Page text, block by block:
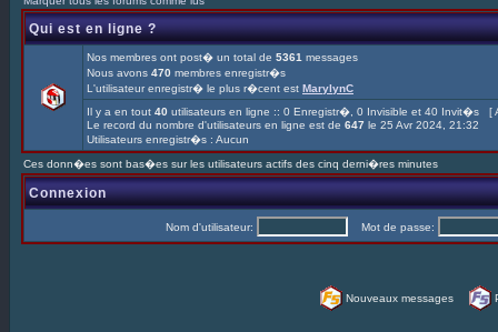
Qui est en ligne ?
Nos membres ont post� un total de 5361 messages
Nous avons 470 membres enregistr�s
L'utilisateur enregistr� le plus r�cent est MarylynC
Il y a en tout 40 utilisateurs en ligne :: 0 Enregistr�, 0 Invisible et 40 Invit�s [
Le record du nombre d'utilisateurs en ligne est de 647 le 25 Avr 2024, 21:32
Utilisateurs enregistr�s : Aucun
Ces donn�es sont bas�es sur les utilisateurs actifs des cinq derni�res minutes
Connexion
Nom d'utilisateur: Mot de passe:
Nouveaux messages